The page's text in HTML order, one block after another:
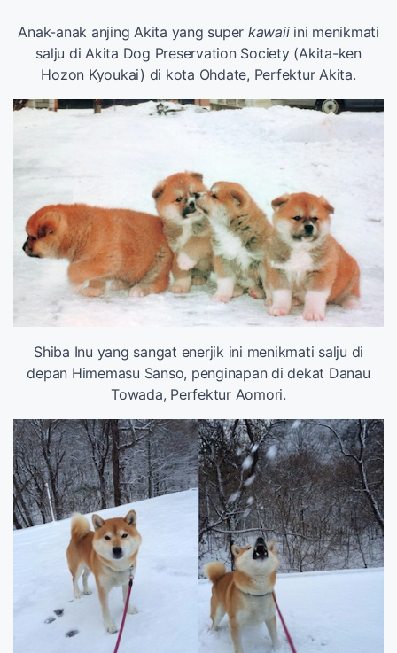
Anak-anak anjing Akita yang super kawaiiini menikmati
salju di Akita Dog Preservation Society (Akita-ken
Hozon Kyoukai) di kota Ohdate, Perfektur Akita.
Shiba Inu yang sangat enerjik ini menikmati salju di
depan Himemasu Sanso, penginapan di dekat Danau
Towada, Perfektur Aomori.